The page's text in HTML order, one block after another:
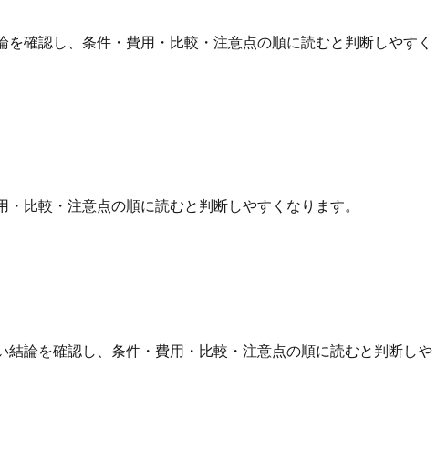
確認し、条件・費用・比較・注意点の順に読むと判断しやすく
比較・注意点の順に読むと判断しやすくなります。
論を確認し、条件・費用・比較・注意点の順に読むと判断しや